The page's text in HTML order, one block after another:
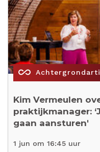
all_inclusive
Kim Vermeulen
praktijkmanager:
gaan aansturen'
1 jun om 16:45 uur